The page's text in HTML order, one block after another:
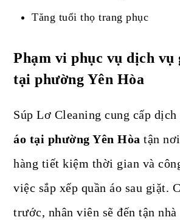
Tăng tuổi thọ trang phục
Phạm vi phục vụ dịch vụ
tại phường Yên Hòa
Súp Lơ Cleaning cung cấp dịch
áo tại phường Yên Hòa tận
hàng tiết kiệm thời gian và
việc sắp xếp quần áo sau giặt.
trước, nhân viên sẽ đến tận